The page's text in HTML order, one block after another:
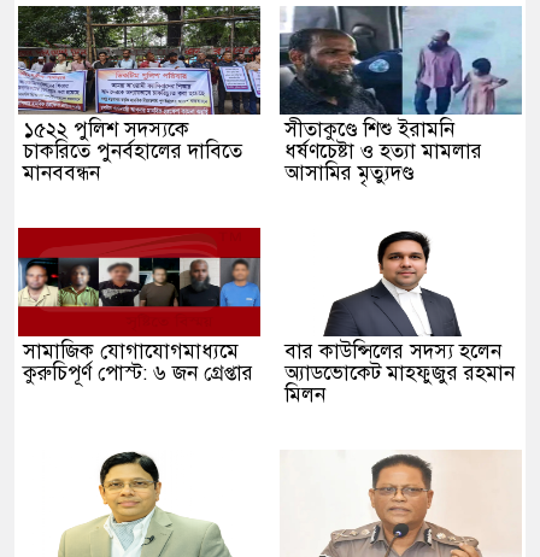
১৫২২ পুলিশ সদস্যকে
চাকরিতে পুনর্বহালের দাবিতে
মানববন্ধন
সীতাকুণ্ডে শিশু ইরামনি
ধর্ষণচেষ্টা ও হত্যা মামলার
আসামির মৃত্যুদণ্ড
সামাজিক যোগাযোগমাধ্যমে
কুরুচিপূর্ণ পোস্ট: ৬ জন গ্রেপ্তার
বার কাউন্সিলের সদস্য হলেন
অ্যাডভোকেট মাহফুজুর রহমান
মিলন